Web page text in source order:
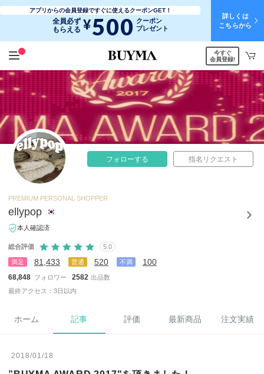
アプリからの会員登録ですぐに使えるクーポンGET！
全員必ず
もらえる ¥500 クーポン
プレゼント
詳しくは
こちらから
今すぐ
会員登録!
フォローする 指名リクエスト
PREMIUM PERSONAL SHOPPER
ellypop
本人確認済
総合評価 5.0
満足 81,433 普通 520 不満 100
68,848 フォロワー 2582 出品数
最終アクセス：3日以内
ホーム 記事 評価 最新商品 注文実績
2018/01/18